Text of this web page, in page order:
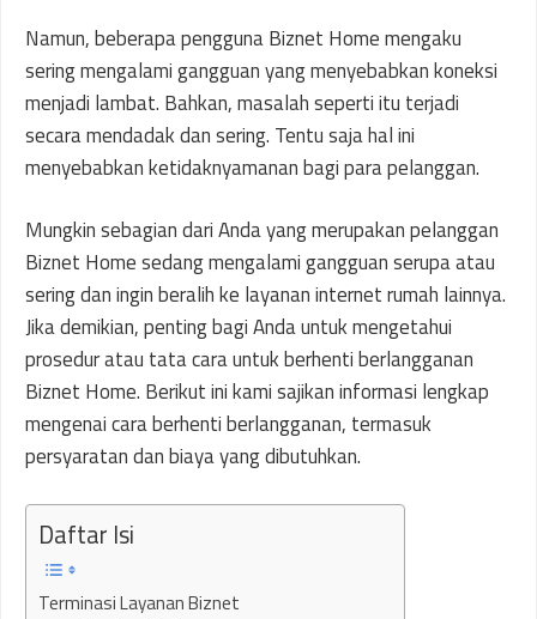
Namun, beberapa pengguna Biznet Home mengaku
sering mengalami gangguan yang menyebabkan koneksi
menjadi lambat. Bahkan, masalah seperti itu terjadi
secara mendadak dan sering. Tentu saja hal ini
menyebabkan ketidaknyamanan bagi para pelanggan.
Mungkin sebagian dari Anda yang merupakan pelanggan
Biznet Home sedang mengalami gangguan serupa atau
sering dan ingin beralih ke layanan internet rumah lainnya.
Jika demikian, penting bagi Anda untuk mengetahui
prosedur atau tata cara untuk berhenti berlangganan
Biznet Home. Berikut ini kami sajikan informasi lengkap
mengenai cara berhenti berlangganan, termasuk
persyaratan dan biaya yang dibutuhkan.
Daftar Isi
Terminasi Layanan Biznet